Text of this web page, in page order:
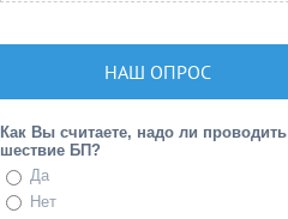
НАШ ОПРОС
Как Вы считаете, надо ли проводить
шествие БП?
Да
Нет